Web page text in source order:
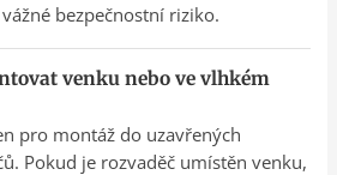
bezpečnostní riziko.
venku nebo ve vlhkém
pro montáž do uzavřených
Pokud je rozvaděč umístěn venku,